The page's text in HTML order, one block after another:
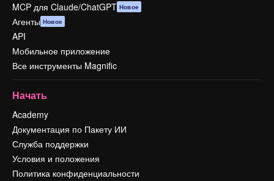
MCP для Claude/ChatGPT Новое
Агенты Новое
API
Мобильное приложение
Все инструменты Magnific
Начать
Academy
Документация по Пакету ИИ
Служба поддержки
Условия и положения
Политика конфиденциальности